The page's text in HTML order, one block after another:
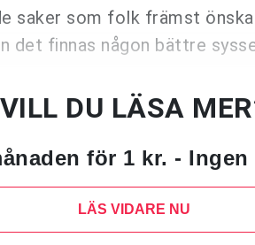
saker som folk främst
det finnas någon bättre
VILL DU LÄSA
för 1 kr. -
LÄS VIDARE NU